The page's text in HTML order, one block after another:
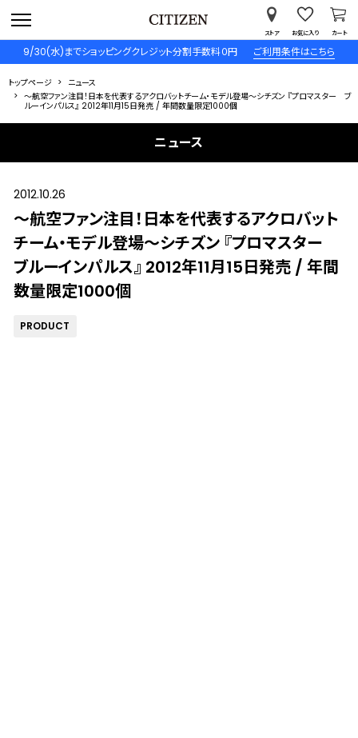
9/30(水)までショッピングクレジット分割手数料０円 ご利用条件はこちら
ストア お気に入り カート
トップページ
ニュース
～航空ファン注目！日本を代表するアクロバットチーム・モデル登場～シチズン 『プロマスター ブ
ルーインパルス』 2012年11月15日発売 / 年間数量限定1000個
ニュース
2012.10.26
～航空ファン注目！日本を代表するアクロバット
チーム・モデル登場～シチズン 『プロマスター
ブルーインパルス』 2012年11月15日発売 / 年間
数量限定1000個
PRODUCT